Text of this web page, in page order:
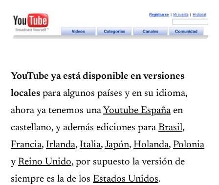
YouTube ya está disponible en versiones
locales para algunos países y en su idioma,
ahora ya tenemos una Youtube España en
castellano, y además ediciones para Brasil,
Francia, Irlanda, Italia, Japón, Holanda, Polonia
y Reino Unido, por supuesto la versión de
siempre es la de los Estados Unidos.